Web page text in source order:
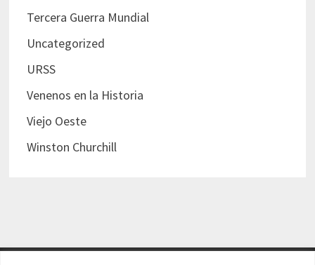
Tercera Guerra Mundial
Uncategorized
URSS
Venenos en la Historia
Viejo Oeste
Winston Churchill